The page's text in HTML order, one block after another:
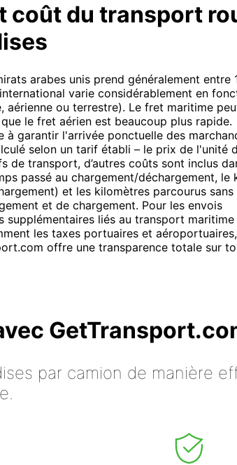
coût du transport
arabes unis prend généralement entre
varie considérablement en
aérienne ou terrestre). Le fret maritime
le fret aérien est beaucoup plus rapide.
à garantir l'arrivée ponctuelle des
selon un tarif établi – le prix de l'unité
de transport, d’autres coûts sont inclus
passé au chargement/déchargement, le
et les kilomètres parcourus sans
et de chargement. Pour les envois
supplémentaires liés au transport maritime
les taxes portuaires et
offre une transparence totale sur
par camion de manière